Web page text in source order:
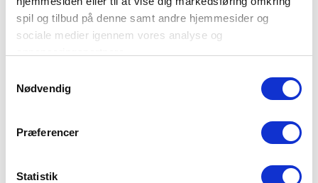
spil og tilbud på denne samt andre hjemmesider og
sociale medier igennem vores analyse og
Du kan læse mere om vores brug af cookies under
"Detaljer" eller ved at klikke videre til vores Cookiepolitik,
Nødvendig
Præferencer
Statistik